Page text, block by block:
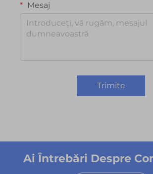
Mesaj
Trimite
Ai Întrebări Despre